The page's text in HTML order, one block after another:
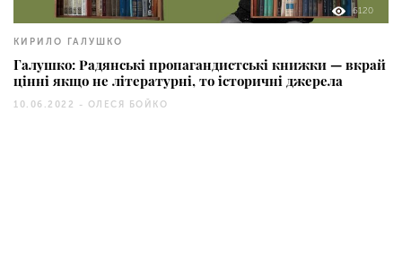
6120
КИРИЛО ГАЛУШКО
Галушко: Радянські пропагандистські книжки — вкрай
цінні якщо не літературні, то історичні джерела
10.06.2022 - ОЛЕСЯ БОЙКО